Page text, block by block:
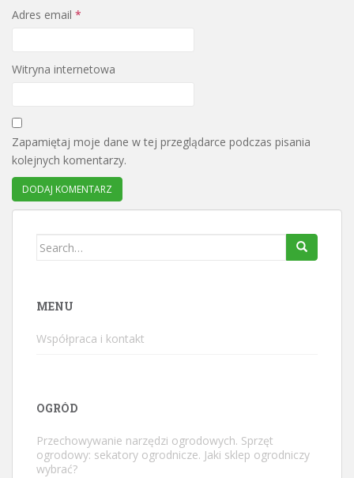
Adres email *
Witryna internetowa
Zapamiętaj moje dane w tej przeglądarce podczas pisania
kolejnych komentarzy.
Search
MENU
Współpraca i kontakt
OGRÓD
Przechowywanie narzędzi ogrodowych. Sprzęt
ogrodowy: sekatory ogrodnicze. Jaki sklep ogrodniczy
wybrać?